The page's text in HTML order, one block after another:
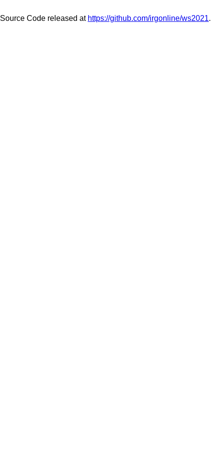
Source Code released at https://github.com/irgonline/ws2021.